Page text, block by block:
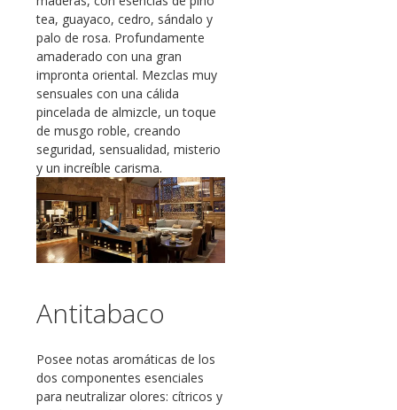
tea, guayaco, cedro, sándalo y
palo de rosa. Profundamente
amaderado con una gran
impronta oriental. Mezclas muy
sensuales con una cálida
pincelada de almizcle, un toque
de musgo roble, creando
seguridad, sensualidad, misterio
y un increíble carisma.
Antitabaco
Posee notas aromáticas de los
dos componentes esenciales
para neutralizar olores: cítricos y